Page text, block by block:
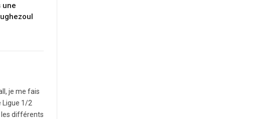
une
je me fais
Ligue 1/2
les différents